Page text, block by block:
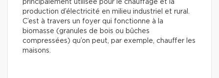
principalement utilisée pour le chauffage et la
production d’électricité en milieu industriel et rural.
C’est à travers un foyer qui fonctionne à la
biomasse (granules de bois ou bûches
compressées) qu’on peut, par exemple, chauffer les
maisons.